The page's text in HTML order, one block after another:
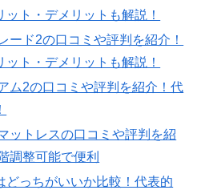
ト・デメリットも解説！
ード2の口コミや評判を紹介！
ト・デメリットも解説！
ム2の口コミや評判を紹介！代
ットレスの口コミや評判を紹
調整可能で便利
どっちがいいか比較！代表的